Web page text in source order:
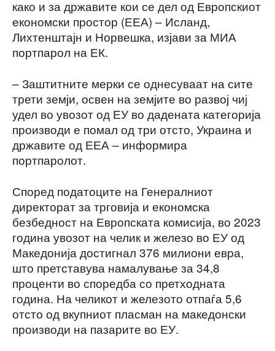
како и за државите кои се дел од Европскиот
економски простор (ЕЕА) – Исланд,
Лихтенштајн и Норвешка, изјави за МИА
портпарол на ЕК.
– Заштитните мерки се однесуваат на сите
трети земји, освен на земјите во развој чиј
удел во увозот од ЕУ во дадената категорија
производи е помал од три отсто, Украина и
државите од ЕЕА – информира
портпаролот.
Според податоците на Генералниот
директорат за трговија и економска
безбедност на Европската комисија, во 2023
година увозот на челик и железо во ЕУ од
Македонија достигнал 376 милиони евра,
што претставува намалување за 34,8
проценти во споредба со претходната
година. На челикот и железото отпаѓа 5,6
отсто од вкупниот пласман на македонски
производи на пазарите во ЕУ.